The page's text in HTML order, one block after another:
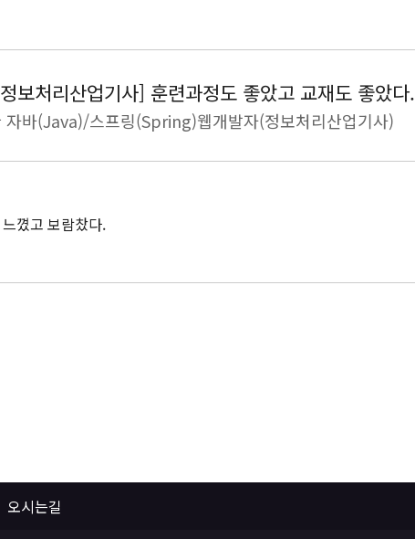
보처리산업기사] 훈련과정도 좋았고 교재도 좋았다.
자바(Java)/스프링(Spring)웹개발자(정보처리산업기사)
꼈고 보람찼다.
오시는길